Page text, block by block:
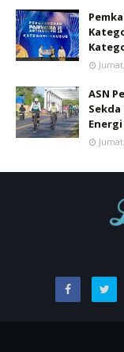
ASN
Energi